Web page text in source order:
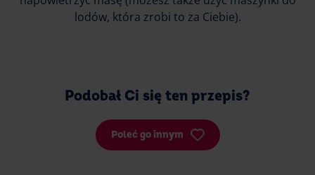
lodów, która zrobi to za Ciebie).
Podobał Ci się ten przepis?
Poleć go innym